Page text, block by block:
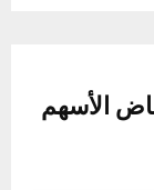
انخفاض الأسهم